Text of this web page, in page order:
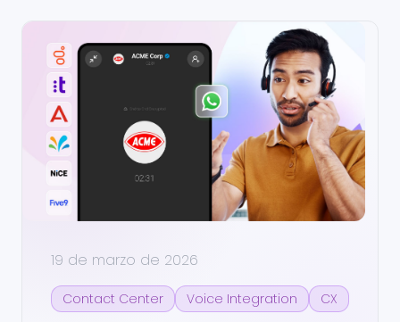
19 de marzo de 2026
Contact Center Voice Integration CX